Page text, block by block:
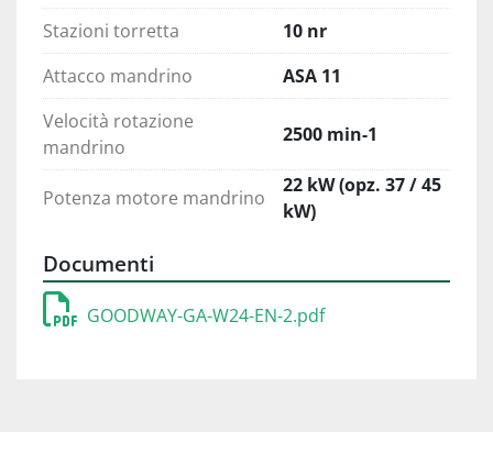
Stazioni torretta
10 nr
Attacco mandrino
ASA 11
Velocità rotazione
mandrino
2500 min-1
Potenza motore mandrino
22 kW (opz. 37 / 45
kW)
Documenti
GOODWAY-GA-W24-EN-2.pdf